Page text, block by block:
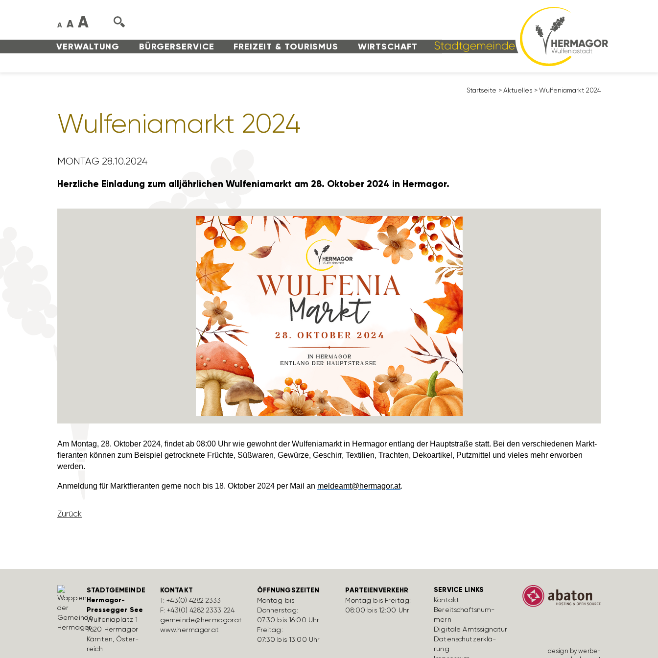
VERWAL­TUNG BÜRGER­SERVICE FREI­ZEIT & TOURISMUS WIRT­SCHAFT
A A A
Start­seite > Aktu­elles > Wulfe­nia­markt 2024
Wulfe­nia­markt 2024
MONTAG 28.10.2024
Herz­liche Einla­dung zum alljähr­li­chen Wulfe­nia­markt am 28. Oktober 2024 in Hermagor.
Am Montag, 28. Oktober 2024, findet ab 08:00 Uhr wie gewohnt der Wulfe­nia­markt in Hermagor entlang der Haupt­straße statt. Bei den verschie­denen Markt­
fier­anten können zum Beispiel getrock­nete Früchte, Süßwaren, Gewürze, Geschirr, Texti­lien, Trachten, Deko­ar­tikel, Putz­mittel und vieles mehr erworben
werden.
Anmel­dung für Markt­fier­anten gerne noch bis 18. Oktober 2024 per Mail an meldeamt@hermagor.at.
Zurück
STADTGEMEINDE
Hermagor-
Pressegger See
Wulfe­nia­platz 1
9620 Hermagor
Kärnten, Öster­
reich
KONTAKT
T:+43(0) 4282 2333
F: +43(0) 4282 2333 224
gemeinde@hermagor.at
www.hermagor.at
ÖFFNUNGSZEITEN
Montag bis
Donnerstag:
07:30 bis 16:00 Uhr
Freitag:
07:30 bis 13:00 Uhr
PARTEIENVERKEHR
Montag bis Freitag:
08:00 bis 12:00 Uhr
SERVICE LINKS
Kontakt
Bereit­schafts­num­
mern
Digi­tale Amts­si­gnatur
Daten­schutz­er­klä­
rung
design by werbe­